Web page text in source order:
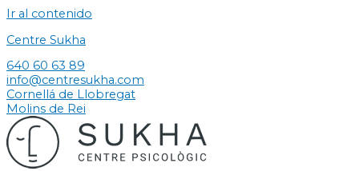
Ir al contenido
Centre Sukha
640 60 63 89
info@centresukha.com
Cornellá de Llobregat
Molins de Rei